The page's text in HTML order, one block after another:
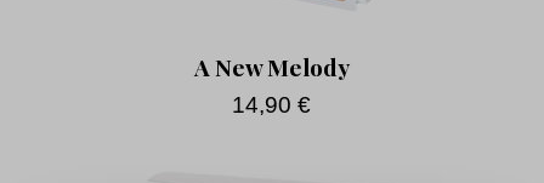
A New Melody
14,90 €